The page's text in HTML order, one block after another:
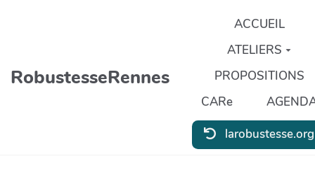
RobustesseRennes
ACCUEIL
ATELIERS
PROPOSITIONS
CARe
larobustesse.org